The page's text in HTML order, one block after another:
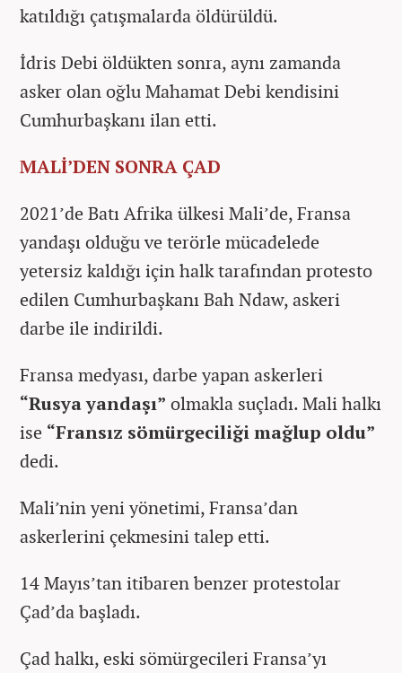
katıldığı çatışmalarda öldürüldü.
İdris Debi öldükten sonra, aynı zamanda
asker olan oğlu Mahamat Debi kendisini
Cumhurbaşkanı ilan etti.
MALİ’DEN SONRA ÇAD
2021’de Batı Afrika ülkesi Mali’de, Fransa
yandaşı olduğu ve terörle mücadelede
yetersiz kaldığı için halk tarafından protesto
edilen Cumhurbaşkanı Bah Ndaw, askeri
darbe ile indirildi.
Fransa medyası, darbe yapan askerleri
“Rusya yandaşı” olmakla suçladı. Mali halkı
ise “Fransız sömürgeciliği mağlup oldu”
dedi.
Mali’nin yeni yönetimi, Fransa’dan
askerlerini çekmesini talep etti.
14 Mayıs’tan itibaren benzer protestolar
Çad’da başladı.
Çad halkı, eski sömürgecileri Fransa’yı